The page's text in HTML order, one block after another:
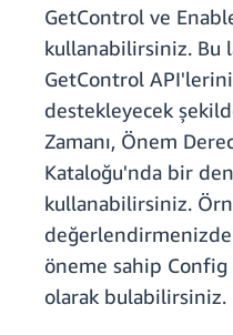
GetControl ve
kullanabilirsiniz. Bu
GetControl
destekleyecek
Zamanı, Önem
Kataloğu'nda bir
kullanabilirsiniz.
öneme sahip Config
olarak bulabilirsiniz.